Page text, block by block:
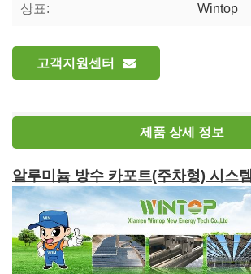
상표: Wintop
고객지원센터
제품 상세 정보
알루미늄 방수 카포트(주차형) 시스템